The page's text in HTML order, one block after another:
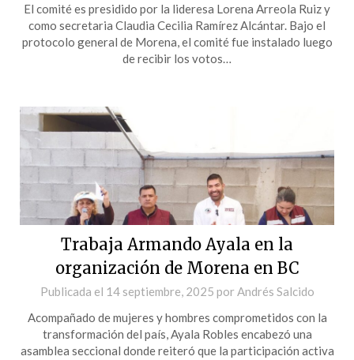
El comité es presidido por la lideresa Lorena Arreola Ruiz y
como secretaria Claudia Cecilia Ramírez Alcántar. Bajo el
protocolo general de Morena, el comité fue instalado luego
de recibir los votos…
Trabaja Armando Ayala en la
organización de Morena en BC
Publicada el 14 septiembre, 2025 por Andrés Salcido
Acompañado de mujeres y hombres comprometidos con la
transformación del país, Ayala Robles encabezó una
asamblea seccional donde reiteró que la participación activa